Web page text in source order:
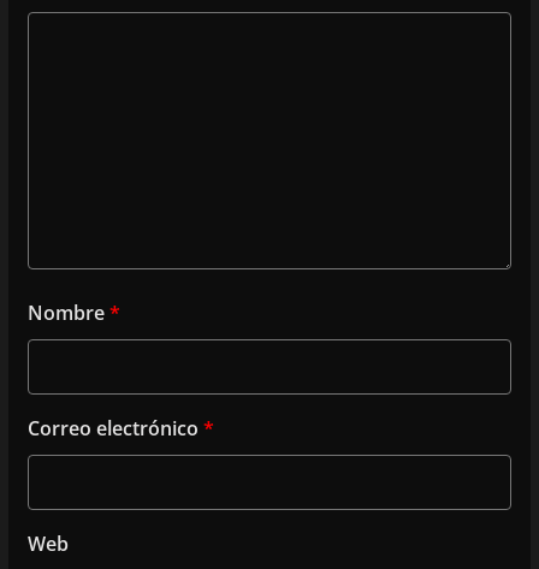
Nombre*
Correo electrónico *
Web